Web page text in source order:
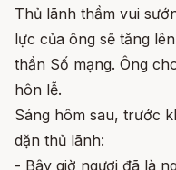
Thủ lãnh thầm vui
lực của ông sẽ tăng
thần Số mạng. Ông
hôn lễ.
Sáng hôm sau, trước
dặn thủ lãnh:
- Bây giờ ngươi đã là